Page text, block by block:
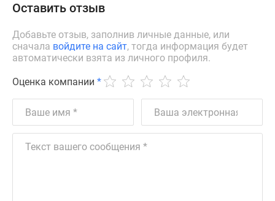
Оставить отзыв
Добавьте отзыв, заполнив личные данные, или
сначала войдите на сайт, тогда информация будет
автоматически взята из личного профиля.
Оценка компании *